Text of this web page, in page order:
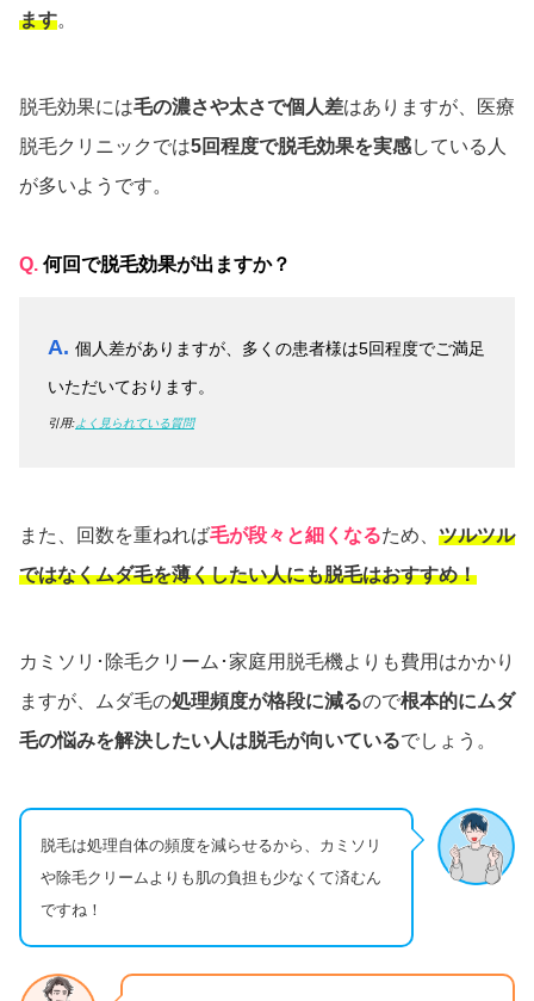
ます。
脱毛効果には毛の濃さや太さで個人差はありますが、医療
脱毛クリニックでは5回程度で脱毛効果を実感している人
が多いようです。
Q. 何回で脱毛効果が出ますか？
A. 個人差がありますが、多くの患者様は5回程度でご満足
いただいております。
引用:よく見られている質問
また、回数を重ねれば毛が段々と細くなるため、 ツルツル
ではなくムダ毛を薄くしたい人にも脱毛はおすすめ！
カミソリ･除毛クリーム･家庭用脱毛機よりも費用はかかり
ますが、ムダ毛の処理頻度が格段に減るので根本的にムダ
毛の悩みを解決したい人は脱毛が向いているでしょう。
脱毛は処理自体の頻度を減らせるから、カミソリ
や除毛クリームよりも肌の負担も少なくて済むん
ですね！